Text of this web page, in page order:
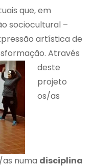
que, em
sociocultural –
artística de
Através
deste
projeto
os/as
numa disciplina